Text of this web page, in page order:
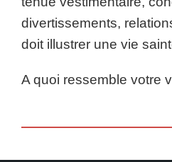
divertissements,
doit illustrer une vie
A quoi ressemble votre